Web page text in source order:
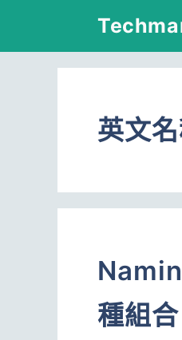
英文
種組